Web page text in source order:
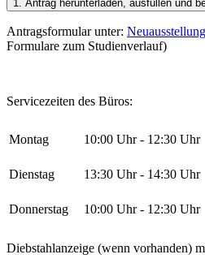
1. Antrag herunterladen, ausfüllen und
Antragsformular unter:
Formulare zum Studienverlauf)
Servicezeiten des Büros:
Montag 10:00 Uhr - 12:30 Uhr
Dienstag 13:30 Uhr - 14:30 Uhr
Donnerstag 10:00 Uhr - 12:30 Uhr
Diebstahlanzeige (wenn vorhanden)